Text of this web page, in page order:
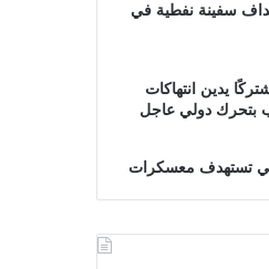
سفينة نفطية في
يدين انتهاكات
بتحرك دولي عاجل
تستهدف معسكرات